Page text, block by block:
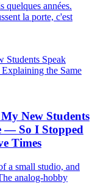
quelques années.
la porte, c'est
New Students
— So I Stopped
Times
a small studio, and
analog-hobby